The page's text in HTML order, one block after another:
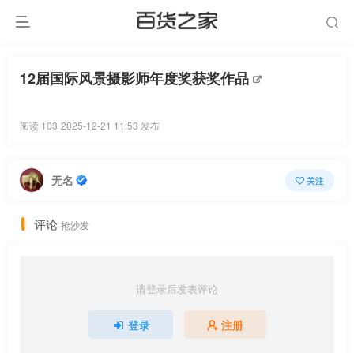
12届国际风景摄影师年度奖获奖作品
阅读 103 2025-12-21 11:53 发布
无名 关注
评论 抢沙发
请登录后发表评论
登录 注册